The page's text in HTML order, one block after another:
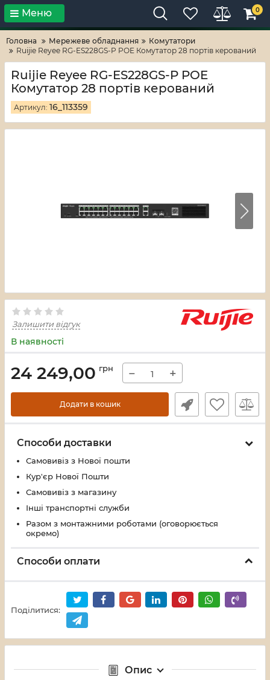
Тільки високі технології! RV-ZAFT
Меню 0
Головна Мережеве обладнання
Комутатори
Ruijie Reyee RG-ES228GS-P POE Комутатор 28 портів керований
Ruijie Reyee RG-ES228GS-P POE
Комутатор 28 портів керований
Артикул: 16_113359
Залишити відгук
В наявності
24 249,00 грн − +
Додати в кошик
Способи доставки
Самовивіз з Нової пошти
Кур'єр Нової Пошти
Самовивіз з магазину
Інші транспортні служби
Разом з монтажними роботами (оговорюється
окремо)
Способи оплати
Поділитися:
Опис